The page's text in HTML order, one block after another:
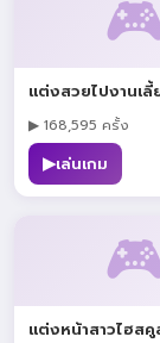
แต่งสวยไปงานเลี้
▶ 168,595 ครั้ง
▶เล่นเกม
แต่งหน้าสาวไฮสคู